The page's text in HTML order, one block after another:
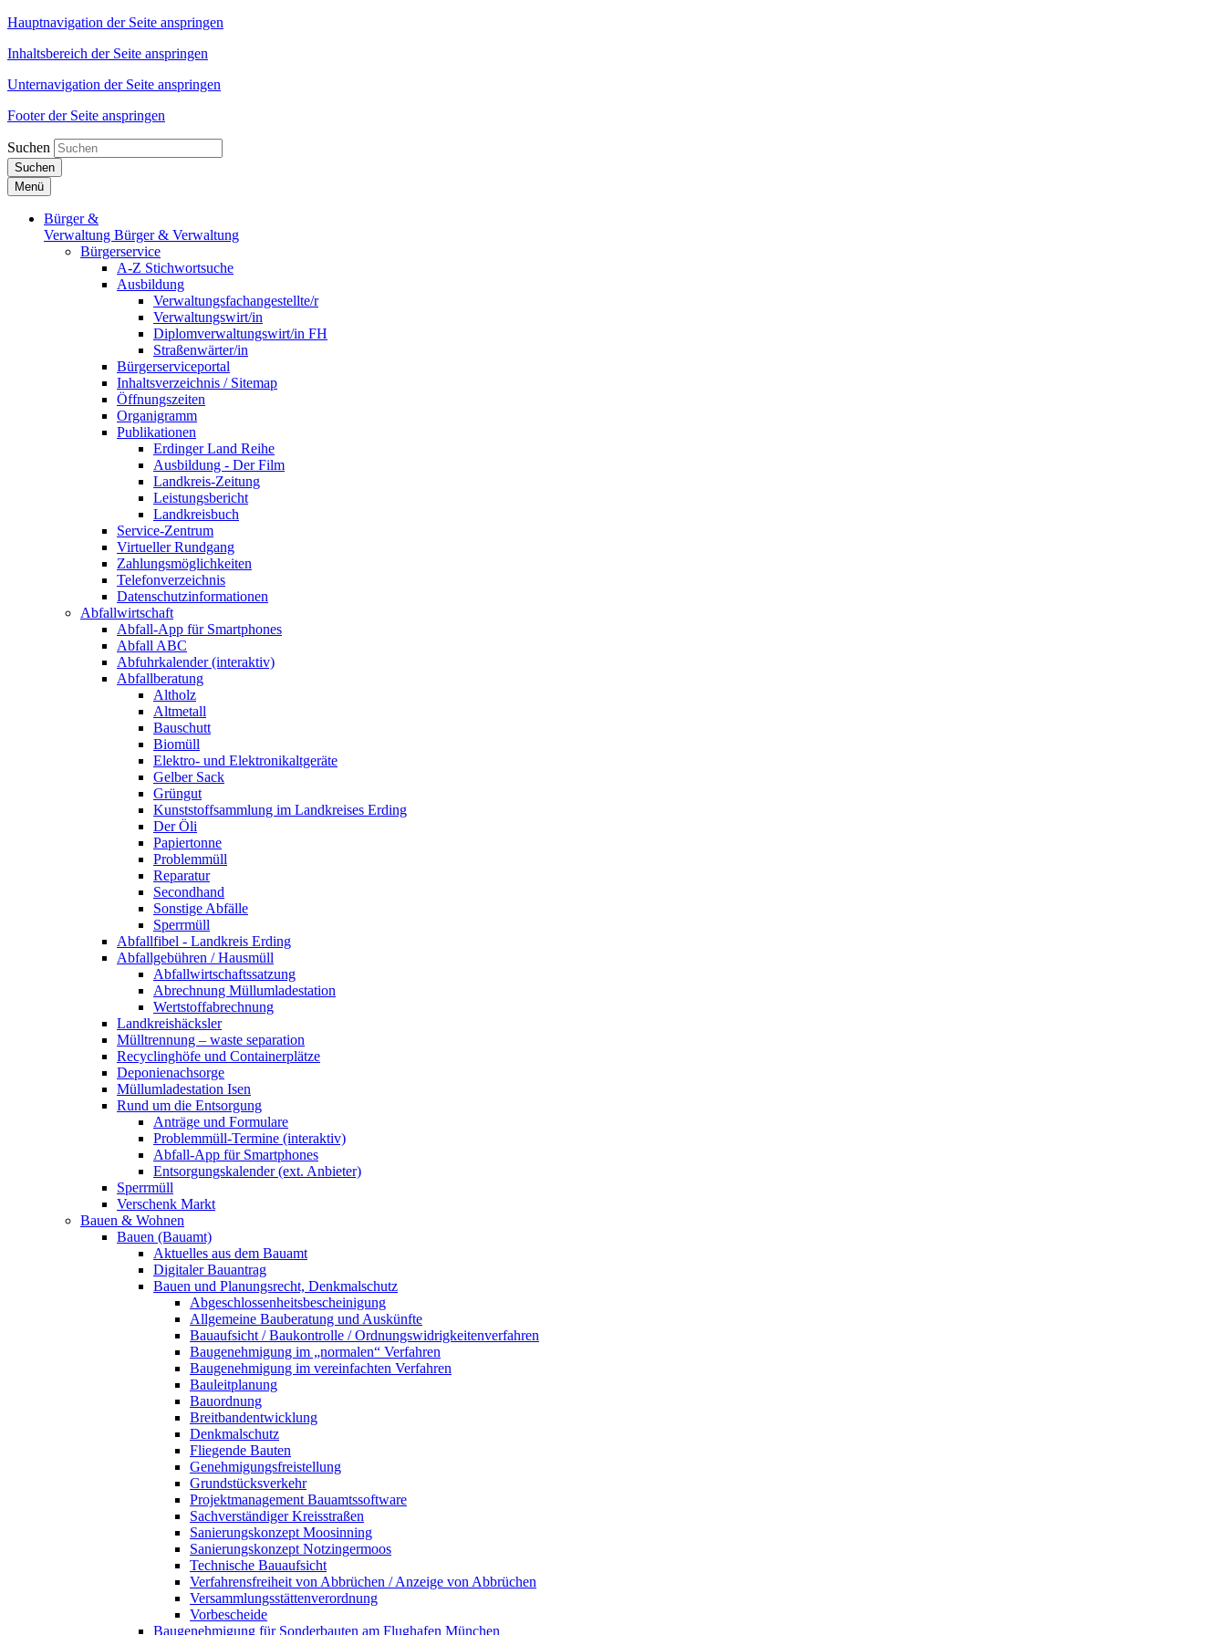
Hauptnavigation der Seite anspringen
Inhaltsbereich der Seite anspringen
Unternavigation der Seite anspringen
Footer der Seite anspringen
Suchen
Suchen
Menü
Bürger &
Verwaltung Bürger & Verwaltung
Bürgerservice
A-Z Stichwortsuche
Ausbildung
Verwaltungsfachangestellte/r
Verwaltungswirt/in
Diplomverwaltungswirt/in FH
Straßenwärter/in
Bürgerserviceportal
Inhaltsverzeichnis / Sitemap
Öffnungszeiten
Organigramm
Publikationen
Erdinger Land Reihe
Ausbildung - Der Film
Landkreis-Zeitung
Leistungsbericht
Landkreisbuch
Service-Zentrum
Virtueller Rundgang
Zahlungsmöglichkeiten
Telefonverzeichnis
Datenschutzinformationen
Abfallwirtschaft
Abfall-App für Smartphones
Abfall ABC
Abfuhrkalender (interaktiv)
Abfallberatung
Altholz
Altmetall
Bauschutt
Biomüll
Elektro- und Elektronikaltgeräte
Gelber Sack
Grüngut
Kunststoffsammlung im Landkreises Erding
Der Öli
Papiertonne
Problemmüll
Reparatur
Secondhand
Sonstige Abfälle
Sperrmüll
Abfallfibel - Landkreis Erding
Abfallgebühren / Hausmüll
Abfallwirtschaftssatzung
Abrechnung Müllumladestation
Wertstoffabrechnung
Landkreishäcksler
Mülltrennung – waste separation
Recyclinghöfe und Containerplätze
Deponienachsorge
Müllumladestation Isen
Rund um die Entsorgung
Anträge und Formulare
Problemmüll-Termine (interaktiv)
Abfall-App für Smartphones
Entsorgungskalender (ext. Anbieter)
Sperrmüll
Verschenk Markt
Bauen & Wohnen
Bauen (Bauamt)
Aktuelles aus dem Bauamt
Digitaler Bauantrag
Bauen und Planungsrecht, Denkmalschutz
Abgeschlossenheitsbescheinigung
Allgemeine Bauberatung und Auskünfte
Bauaufsicht / Baukontrolle / Ordnungswidrigkeitenverfahren
Baugenehmigung im „normalen“ Verfahren
Baugenehmigung im vereinfachten Verfahren
Bauleitplanung
Bauordnung
Breitbandentwicklung
Denkmalschutz
Fliegende Bauten
Genehmigungsfreistellung
Grundstücksverkehr
Projektmanagement Bauamtssoftware
Sachverständiger Kreisstraßen
Sanierungskonzept Moosinning
Sanierungskonzept Notzingermoos
Technische Bauaufsicht
Verfahrensfreiheit von Abbrüchen / Anzeige von Abbrüchen
Versammlungsstättenverordnung
Vorbescheide
Baugenehmigung für Sonderbauten am Flughafen München